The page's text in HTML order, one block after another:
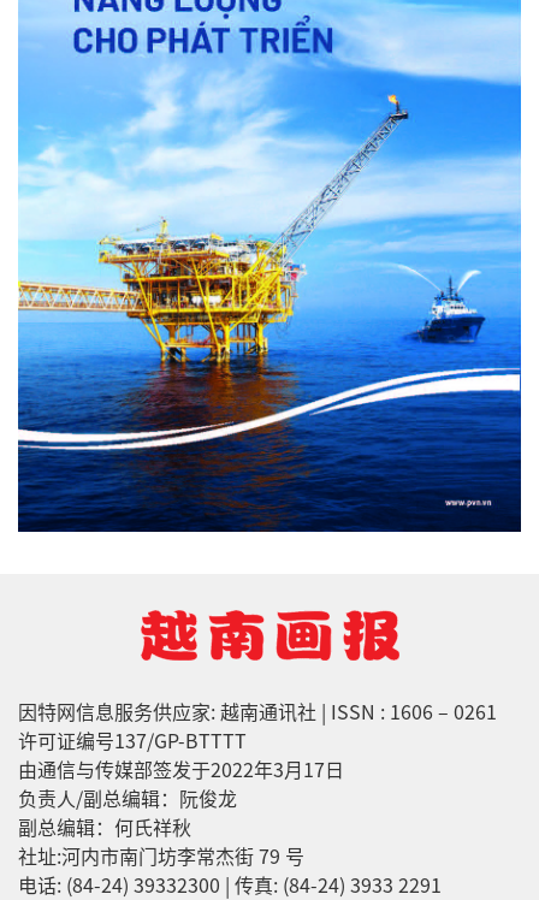
因特网信息服务供应家: 越南通讯社 | ISSN : 1606 – 0261
许可证编号137/GP-BTTTT
由通信与传媒部签发于2022年3月17日
负责人/副总编辑：阮俊龙
副总编辑：何氏祥秋
社址:河内市南门坊李常杰街 79 号
电话: (84-24) 39332300 | 传真: (84-24) 3933 2291